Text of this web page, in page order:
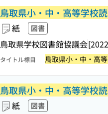
鳥取県小・中・高等学校
紙 図書
鳥取県学校図書館協議会
タイトル標目 鳥取県小・中・高
鳥取県小・中・高等学校
紙 図書